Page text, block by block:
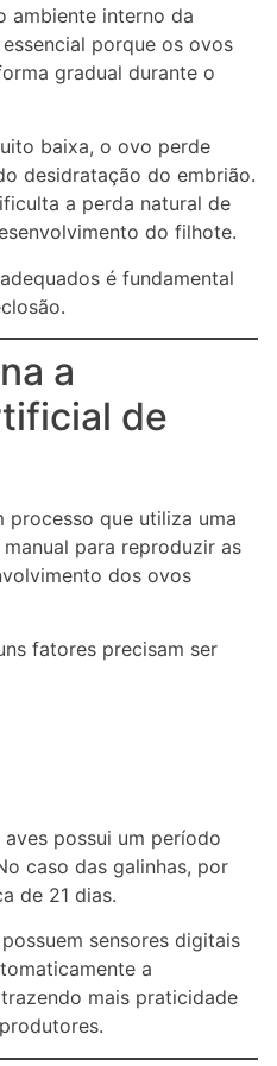
ambiente interno da
porque os ovos
gradual durante o
baixa, o ovo perde
desidratação do embrião.
a perda natural de
do filhote.
é fundamental
a
de
que utiliza uma
para reproduzir as
dos ovos
fatores precisam ser
possui um período
caso das galinhas, por
de 21 dias.
sensores digitais
a
mais praticidade